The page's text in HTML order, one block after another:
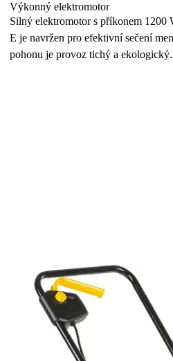
Výkonný elektromotor
Silný elektromotor s příkonem
E je navržen pro efektivní sečení
pohonu je provoz tichý a ekologický.